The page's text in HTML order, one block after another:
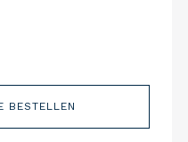
BESTELLEN